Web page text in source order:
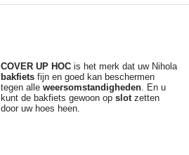
COVER UP HOC is het merk dat uw Nihola
bakfiets fijn en goed kan beschermen
tegen alle weersomstandigheden. En u
kunt de bakfiets gewoon op slotzetten
door uw hoes heen.